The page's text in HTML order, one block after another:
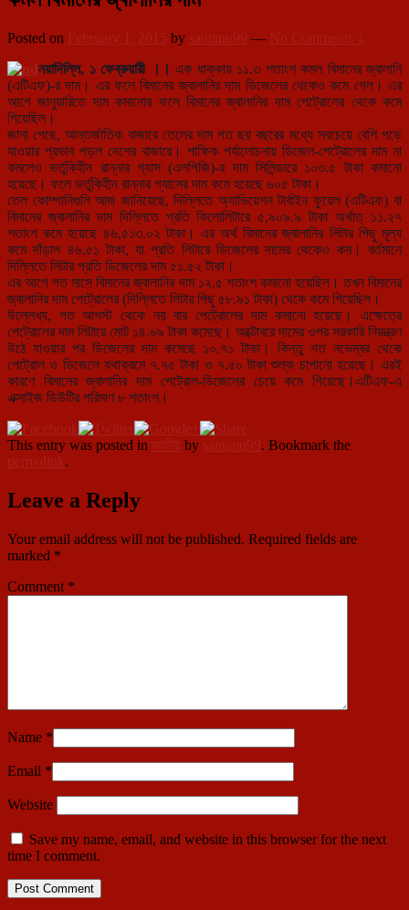
Posted on February 1, 2015 by santanu99 — No Comments ↓
নয়াদিল্লি, ১ ফেব্রুয়ারী ।। এক ধাক্কায় ১১.৩ শতাংশ কমল বিমানের জ্বালানি
(এটিএফ)-র দাম। এর ফলে বিমানের জ্বালানির দাম ডিজেলের থেকেও কমে গেল। এর
আগে জানুয়ারিতে দাম কমানোর ফলে বিমানের জ্বালানির দাম পেট্রোলের থেকে কমে
গিয়েছিল।
জানা গেছে, আন্তর্জাতিক বাজারে তেলের দাম গত ছয় বছরের মধ্যে সবচেয়ে বেশি পড়ে
যাওয়ার প্রভাব পড়ল দেশের বাজারে। পাক্ষিক পর্যালোচনায় ডিজেল-পেট্রোলের দাম না
কমলেও ভর্তুকিহীন রান্নার গ্যাস (এলপিজি)-র দাম সিলিন্ডারে ১০৩.৫ টাকা কমানো
হয়েছে। ফলে ভর্তুকিহীন রান্নার গ্যাসের দাম কমে হয়েছে ৬০৫ টাকা।
তেল কোম্পানিগুলি আজ জানিয়েছে, দিল্লিতে অ্যাভিয়েশন টার্বাইন ফুয়েল (এটিএফ) বা
বিমানের জ্বালানির দাম দিল্লিতে প্রতি কিলোলিটারে ৫,৯০৯.৯ টাকা অর্থাত্ ১১.২৭
শতাংশ কমে হয়েছে ৪৬,৫১৩.০২ টাকা। এর অর্থ বিমানের জ্বালানির লিটার পিছু মূল্য
কমে দাঁড়াল ৪৬.৫১ টাকা, যা প্রতি লিটারে ডিজেলের দামের থেকেও কম। বর্তমানে
দিল্লিতে লিটার প্রতি ডিজেলের দাম ৫১.৫২ টাকা।
এর আগে গত মাসে বিমানের জ্বালানির দাম ১২.৫ শতাংশ কমানো হয়েছিল। তখন বিমানের
জ্বালানির দাম পেট্রোলের (দিল্লিতে লিটার পিছু ৫৮.৯১ টাকা) থেকে কমে গিয়েছিল।
উল্লেখ্য, গত আগস্ট থেকে নয় বার পেট্রোলের দাম কমানো হয়েছে। এক্ষেত্রে
পেট্রোলের দাম লিটারে মোট ১৪.৬৯ টাকা কমেছে। অক্টোবরে দামের ওপর সরকারি নিয়ন্ত্রণ
উঠে যাওয়ার পর ডিজেলের দাম কমেছে ১০.৭১ টাকা। কিন্তু গত নভেম্বর থেকে
পেট্রোল ও ডিজেলে যথাক্রমে ৭.৭৫ টাকা ও ৭.৫০ টাকা শুল্ক চাপানো হয়েছে। এরই
কারণে বিমানের জ্বালানির দাম পেট্রোল-ডিজেলের চেয়ে কমে গিয়েছে।এটিএফ-এ
এক্সাইজ ডিউটির পরিমাণ ৮ শতাংশ।
This entry was posted in জাতীয় by santanu99. Bookmark the
permalink.
Leave a Reply
Your email address will not be published. Required fields are
marked *
Comment *
Name *
Email *
Website
Save my name, email, and website in this browser for the next
time I comment.